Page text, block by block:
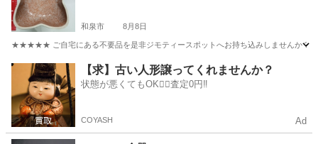
和泉市 8月8日
★★★★★ ご自宅にある不要品を是非ジモティースポットへお持ち込みしませんか？
大阪 和泉市 食器 現地
【求】古い人形譲ってくれませんか？
状態が悪くてもOK🙆‍♀️査定0円‼️
COYASH Ad